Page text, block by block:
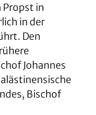
Propst in
in der
Den
Johannes
Bischof